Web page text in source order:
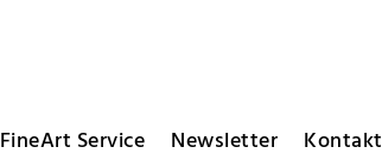
FineArt Service Newsletter Kontakt